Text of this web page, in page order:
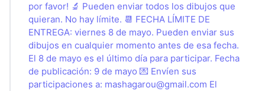
por favor! 🔬 Pueden enviar todos los dibujos que
quieran. No hay límite. 📆 FECHA LÍMITE DE
ENTREGA: viernes 8 de mayo. Pueden enviar sus
dibujos en cualquier momento antes de esa fecha.
El 8 de mayo es el último día para participar. Fecha
de publicación: 9 de mayo 💌 Envíen sus
participaciones a: mashagarou@gmail.com El